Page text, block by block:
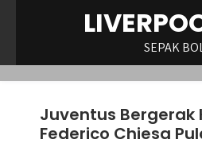
SEPAK
Juventus Bergerak
Federico Chiesa